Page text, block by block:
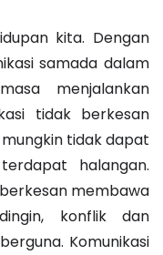
kita. Dengan
samada dalam
menjalankan
tidak berkesan
tidak dapat
halangan.
membawa
konflik dan
Komunikasi